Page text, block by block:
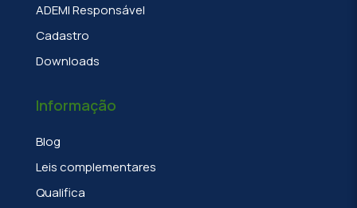
ADEMI Responsável
Cadastro
Downloads
Informação
Blog
Leis complementares
Qualifica